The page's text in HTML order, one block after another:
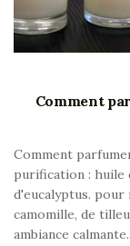
Comment
Comment
purification : huile
d'eucalyptus.
camomille, de
ambiance